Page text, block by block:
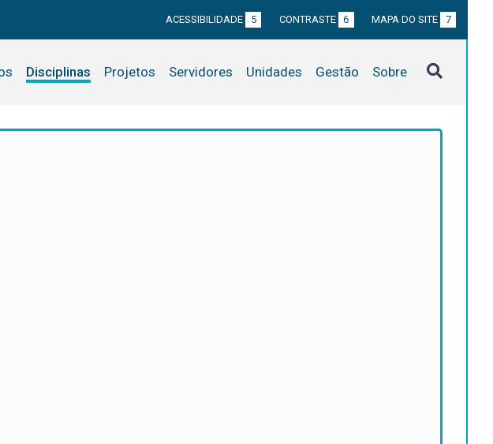
ACESSIBILIDADE 5 CONTRASTE 6 MAPA DO SITE 7
Disciplinas Projetos Servidores Unidades Gestão Sobre